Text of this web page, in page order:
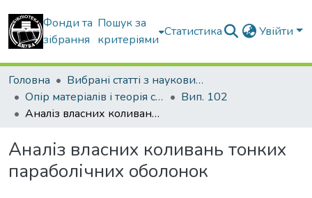
Фонди та
зібрання
Пошук за
критеріями
Статистика Увійти
Головна
Вибрані статті з наукових збірників КНУБА
Опір матеріалів і теорія споруд
Вип. 102
Аналіз власних коливань тонких параболічних оболонок
Аналіз власних коливань тонких
параболічних оболонок